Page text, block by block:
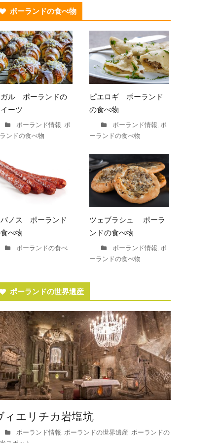
ポーランドの食べ物
ル ポーランドの
ーツ
ポーランド情報 ポ
ンドの食べ物
ピエロギ ポーランド
の食べ物
ポーランド情報 ポ
ーランドの食べ物
ノス ポーランド
べ物
ポーランドの食べ
ツェブラシュ ポーラ
ンドの食べ物
ポーランド情報,ポ
ーランドの食べ物
ポーランドの世界遺産
ィエリチカ岩塩坑
ポーランド情報, ポーランドの世界遺産, ポーランドの